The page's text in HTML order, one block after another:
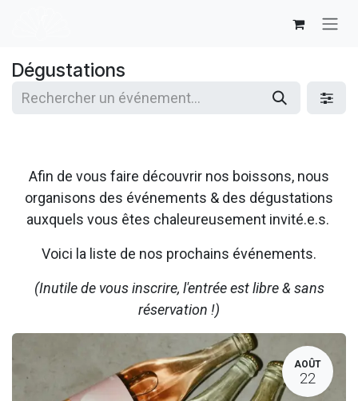
Dégustations
Afin de vous faire découvrir nos boissons, nous
organisons des événements & des dégustations
auxquels vous êtes chaleureusement invité.e.s.
Voici la liste de nos prochains événements.
(Inutile de vous inscrire, l'entrée est libre & sans
réservation !)
AOÛT
22